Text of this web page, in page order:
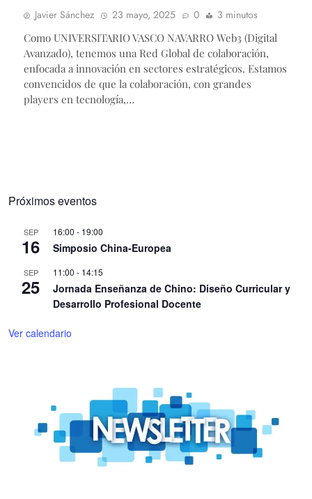
Javier Sánchez 23 mayo, 2025 0
3 minutos
Como UNIVERSITARIO VASCO NAVARRO Web3 (Digital
Avanzado), tenemos una Red Global de colaboración,
enfocada a innovación en sectores estratégicos. Estamos
convencidos de que la colaboración, con grandes
players en tecnología,…
Próximos eventos
SEP
16
16:00 - 19:00
Simposio China-Europea
SEP
25
11:00 - 14:15
Jornada Enseñanza de Chino: Diseño Curricular y
Desarrollo Profesional Docente
Ver calendario